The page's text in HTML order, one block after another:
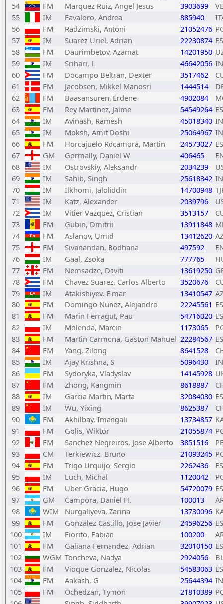
54
FM Marquez Ruiz, Angel Jesus 3903699
55
IM Favaloro, Andrea 885940
56
FM Radzimski, Antoni 21052476
57
IM Suarez Uriel, Adrian 22230874
58
FM Daurimbetov, Azamat 14201950
59
IM Srihari, L 46642056
60
FM Docampo Beltran, Dexter 3517462
61
FM Jacobsen, Mikkel Manosri 1444514
62
FM Baasansuren, Erdene 4902084
63
FM Rey Martinez, Jaime 54549264
64
IM Avinash, Ramesh 45018340
65
IM Moksh, Amit Doshi 25064967
66
FM Horcajuelo Rocamora, Martin 24573027
67
GM Gormally, Daniel W 406465
68
IM Ostrovskiy, Aleksandr 2034239
69
IM Sahib, Singh 25618342
70
IM Ilkhomi, Jaloliddin 14700948
71
IM Katz, Alexander 2039796
72
IM Vitier Vazquez, Cristian 3513157
73
FM Gubin, Dmitrii 13911848
74
FM Aslanov, Umid 13412620
75
FM Sivanandan, Bodhana 497592
76
IM Gaal, Zsoka 777765
77
FM Nemsadze, Daviti 13619250
78
FM Chavez Suarez, Carlos Alberto 3520676
79
IM Atakishiyev, Elmar 13410547
80
FM Domingo Nunez, Alejandro 22245561
81
FM Marin Ferragut, Pau 54716020
82
IM Molenda, Marcin 1173065
83
FM Martin Carmona, Gaston Manuel 22284567
84
FM Yang, Zilong 8641528
85
IM Ajay Krishna, S 5096430
86
FM Sydoryka, Vladyslav 14145928
87
FM Zhong, Kangmin 8618887
88
IM Garcia Martin, Marta 32084030
89
IM Wu, Yixing 8625387
90
FM Akhilbay, Imangali 13734857
91
FM Golis, Wiktor 21055874
92
FM Sanchez Negreiros, Jose Alberto 3851516
93
CM Terkiewicz, Bruno 21093245
94
FM Trigo Urquijo, Sergio 2262436
95
IM Luch, Michal 1120042
96
FM Uber Gracia, Hugo 54720079
97
GM Campora, Daniel H. 100013
98
WIM Nurgaliyeva, Zarina 13730096
99
FM Gonzalez Castillo, Jose Javier 24596256
100
IM Fiorito, Fabian 100200
101
FM Galiana Fernandez, Adrian 32010150
102
WGM Toncheva, Nadya 2924056
103
FM Vioque Gonzalez, Nicolas 54583063
104
FM Aakash, G 25644394
105
FM Ochedzan, Tymon 21810389